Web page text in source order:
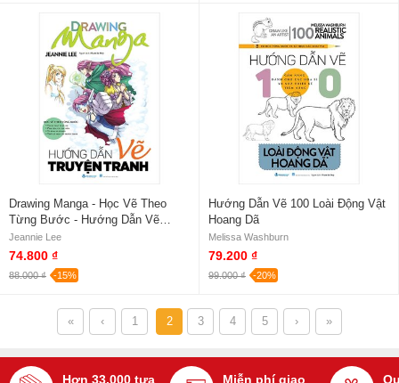
Drawing Manga - Học Vẽ Theo
Từng Bước - Hướng Dẫn Vẽ
Truyện Tranh
Jeannie Lee
74.800 ₫
88.000 ₫ -15%
Hướng Dẫn Vẽ 100 Loài Động Vật
Hoang Dã
Melissa Washburn
79.200 ₫
99.000 ₫ -20%
« ‹ 1 2 3 4 5 › »
Hơn 33.000 tựa Miễn phí giao